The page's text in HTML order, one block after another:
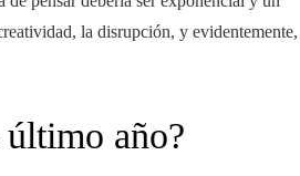
la disrupción, y evidentemente,
último año?